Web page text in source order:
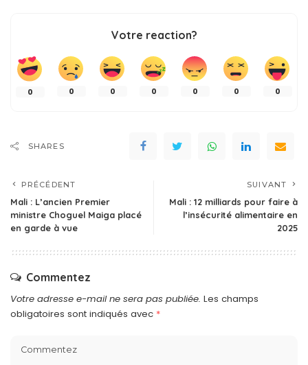
Votre reaction?
0 0 0 0 0 0 0
SHARES
PRÉCÉDENT
Mali : L’ancien Premier
ministre Choguel Maiga placé
en garde à vue
SUIVANT
Mali : 12 milliards pour faire à
l’insécurité alimentaire en
2025
Commentez
Votre adresse e-mail ne sera pas publiée. Les champs
obligatoires sont indiqués avec *